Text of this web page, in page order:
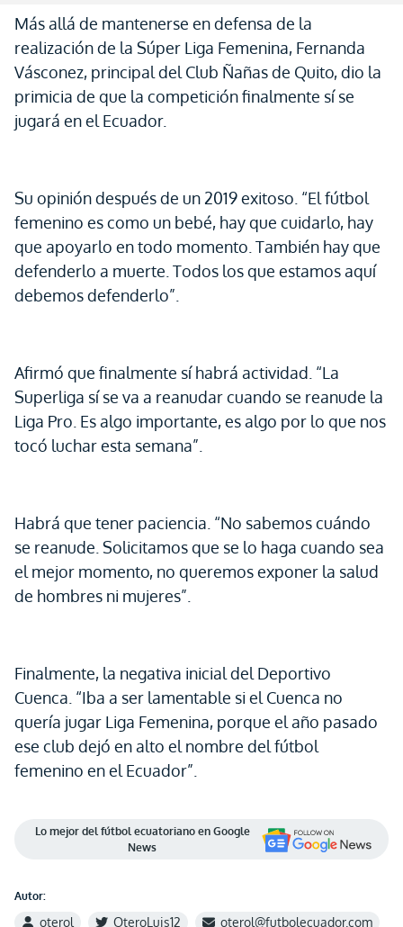
Más allá de mantenerse en defensa de la
realización de la Súper Liga Femenina, Fernanda
Vásconez, principal del Club Ñañas de Quito, dio la
primicia de que la competición finalmente sí se
jugará en el Ecuador.
Su opinión después de un 2019 exitoso. “El fútbol
femenino es como un bebé, hay que cuidarlo, hay
que apoyarlo en todo momento. También hay que
defenderlo a muerte. Todos los que estamos aquí
debemos defenderlo”.
Afirmó que finalmente sí habrá actividad. “La
Superliga sí se va a reanudar cuando se reanude la
Liga Pro. Es algo importante, es algo por lo que nos
tocó luchar esta semana”.
Habrá que tener paciencia. “No sabemos cuándo
se reanude. Solicitamos que se lo haga cuando sea
el mejor momento, no queremos exponer la salud
de hombres ni mujeres”.
Finalmente, la negativa inicial del Deportivo
Cuenca. “Iba a ser lamentable si el Cuenca no
quería jugar Liga Femenina, porque el año pasado
ese club dejó en alto el nombre del fútbol
femenino en el Ecuador”.
Lo mejor del fútbol ecuatoriano en Google
News
Autor:
oterol OteroLuis12 oterol@futbolecuador.com